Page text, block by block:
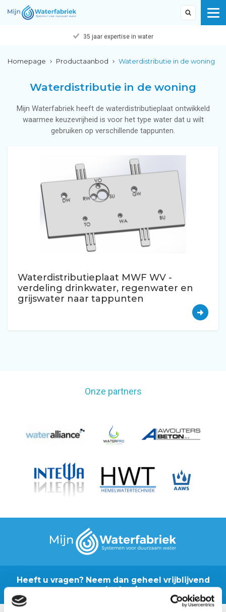
35 jaar expertise in water
Homepage Productaanbod Waterdistributie in de woning
Waterdistributie in de woning
Mijn Waterfabriek heeft de waterdistributieplaat ontwikkeld
waarmee keuzevrijheid is voor het type water dat u wilt
gebruiken op verschillende tappunten.
Waterdistributieplaat MWF WV -
verdeling drinkwater, regenwater en
grijswater naar tappunten
Onze partners
Heeft u vragen? Neem dan geheel vrijblijvend
contact op!